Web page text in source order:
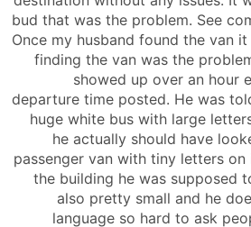
bud that was the problem. See
Once my husband found the van
finding the van was the
showed up over an hour
departure time posted. He was
huge white bus with large
he actually should have
passenger van with tiny letters on
the building he was supposed
also pretty small and he
language so hard to ask